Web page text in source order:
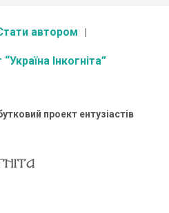
автором
Інкогніта”
проект ентузіастів